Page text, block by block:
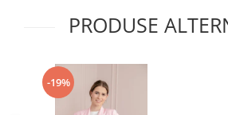
PRODUSE
-19%